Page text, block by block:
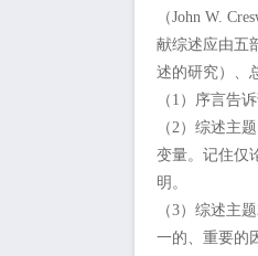
（John W.
献综述应由五
述的研究）、
（1）序言告
（2）综述主
变量。记住仅
明。
（3）综述主
一的、重要的